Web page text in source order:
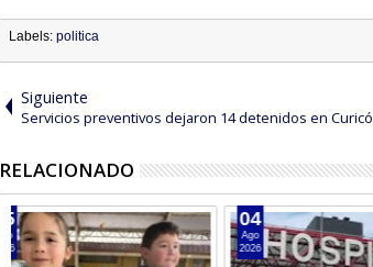
Labels: politica
Siguiente
Servicios preventivos dejaron 14 detenidos en Curicó
RELACIONADO
05
Ago
2026
04
Ago
2026